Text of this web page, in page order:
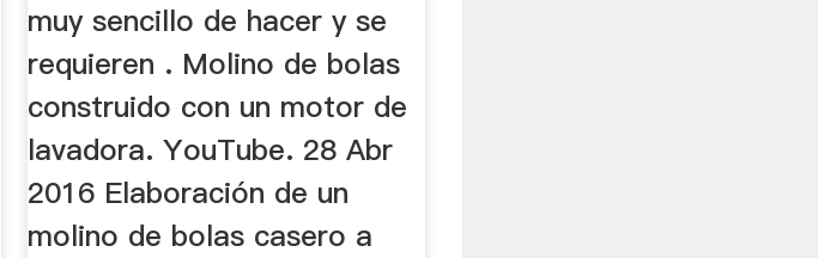
muy sencillo de hacer y se
requieren . Molino de bolas
construido con un motor de
lavadora. YouTube. 28 Abr
2016 Elaboración de un
molino de bolas casero a